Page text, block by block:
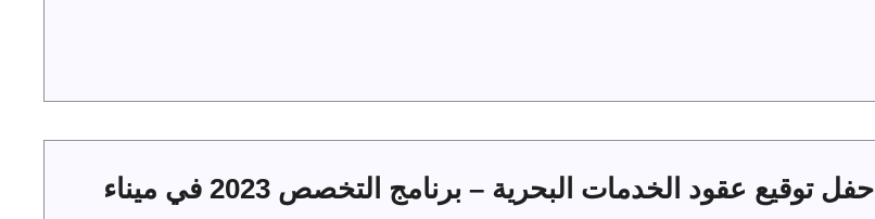
حفل توقيع عقود الخدمات البحرية – برنامج التخصص 2023 في ميناء